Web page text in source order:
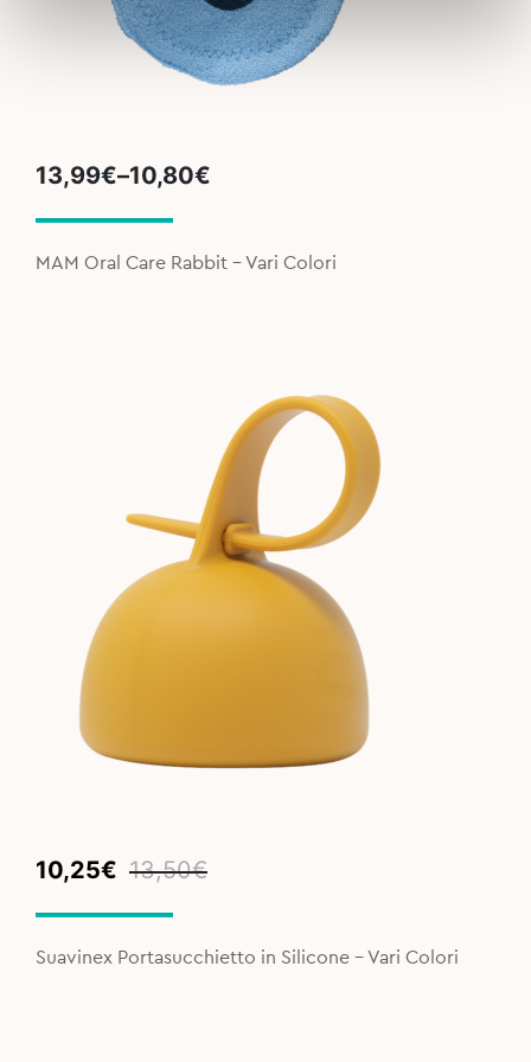
10,80€
–
13,99€
Price
10,80€
through
MAM Oral Care Rabbit - Vari Colori
13,50€
Original
was:
13,50€.
10,25€
Current
is:
10,25€.
Suavinex Portasucchietto in Silicone - Vari Colori